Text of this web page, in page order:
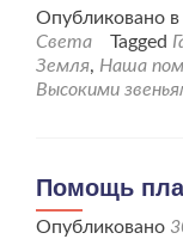
Опубликовано в
Света
Tagged
Земля, Наша
Высокими
Помощь
Опубликовано